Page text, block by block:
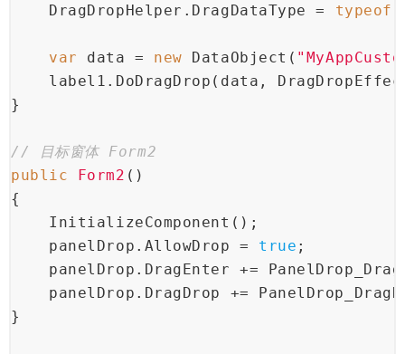
DragDropHelper.DragDataType = typeof
var data = new DataObject(
label1.DoDragDrop(data,
}
// 目标窗体 Form2
public
Form2 ()
{
InitializeComponent();
panelDrop.AllowDrop = true ;
panelDrop.DragEnter +=
panelDrop.DragDrop +=
}